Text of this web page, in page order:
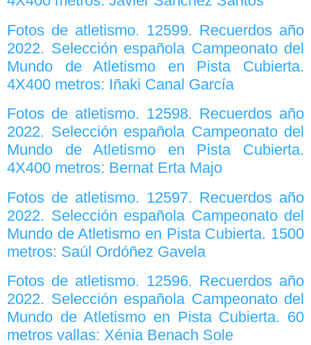
Fotos de atletismo. 12599. Recuerdos año
2022. Selección española Campeonato del
Mundo de Atletismo en Pista Cubierta.
4X400 metros: Iñaki Canal García
Fotos de atletismo. 12598. Recuerdos año
2022. Selección española Campeonato del
Mundo de Atletismo en Pista Cubierta.
4X400 metros: Bernat Erta Majo
Fotos de atletismo. 12597. Recuerdos año
2022. Selección española Campeonato del
Mundo de Atletismo en Pista Cubierta. 1500
metros: Saúl Ordóñez Gavela
Fotos de atletismo. 12596. Recuerdos año
2022. Selección española Campeonato del
Mundo de Atletismo en Pista Cubierta. 60
metros vallas: Xénia Benach Sole